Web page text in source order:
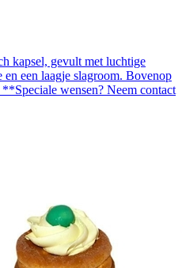
kapsel, gevult met luchtige
een laagje slagroom. Bovenop
wensen? Neem contact